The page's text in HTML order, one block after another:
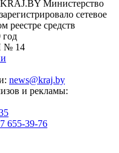
KRAJ.BY Министерство
сетевое
реестре средств
№ 14
news@kraj.by
и рекламы:
655-39-76